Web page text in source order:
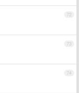
72
73
74